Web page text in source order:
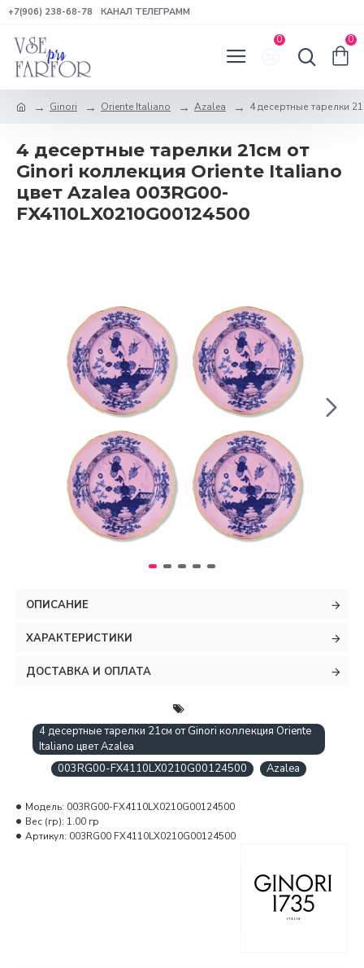
+7(906) 238-68-78 КАНАЛ ТЕЛЕГРАММ
0 0
Ginori Oriente Italiano Azalea 4 десертные тарелки
4 десертные тарелки 21см от
Ginori коллекция Oriente Italiano
цвет Azalea 003RG00-
FX4110LX0210G00124500
ОПИСАНИЕ
ХАРАКТЕРИСТИКИ
ДОСТАВКА И ОПЛАТА
4 десертные тарелки 21см от Ginori коллекция Oriente
Italiano цвет Azalea
003RG00-FX4110LX0210G00124500
Azalea
Модель: 003RG00-FX4110LX0210G00124500
Вес (гр): 1.00 гр
Артикул: 003RG00 FX4110LX0210G00124500